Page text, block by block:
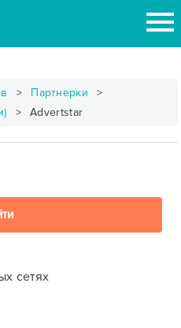
Партнерки
Advertstar
сетях